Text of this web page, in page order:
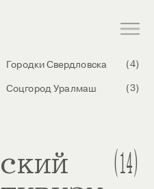
Городки Свердловска (4)
Соцгород Уралмаш (3)
(14)